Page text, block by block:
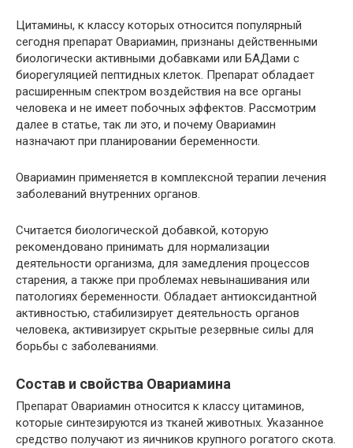
Цитамины, к классу которых относится популярный
сегодня препарат Овариамин, признаны действенными
биологически активными добавками или БАДами с
биорегуляцией пептидных клеток. Препарат обладает
расширенным спектром воздействия на все органы
человека и не имеет побочных эффектов. Рассмотрим
далее в статье, так ли это, и почему Овариамин
назначают при планировании беременности.
Овариамин применяется в комплексной терапии лечения
заболеваний внутренних органов.
Считается биологической добавкой, которую
рекомендовано принимать для нормализации
деятельности организма, для замедления процессов
старения, а также при проблемах невынашивания или
патологиях беременности. Обладает антиоксидантной
активностью, стабилизирует деятельность органов
человека, активизирует скрытые резервные силы для
борьбы с заболеваниями.
Состав и свойства Овариамина
Препарат Овариамин относится к классу цитаминов,
которые синтезируются из тканей животных. Указанное
средство получают из яичников крупного рогатого скота.